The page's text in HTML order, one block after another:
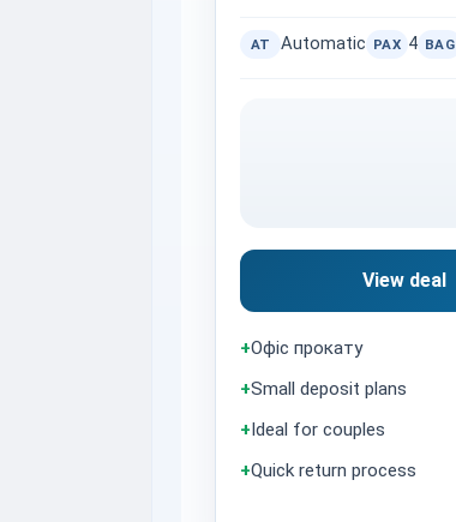
AT Automatic PAX 4 BAG
View deal
+Офіс прокату
+Small deposit plans
+Ideal for couples
+Quick return process